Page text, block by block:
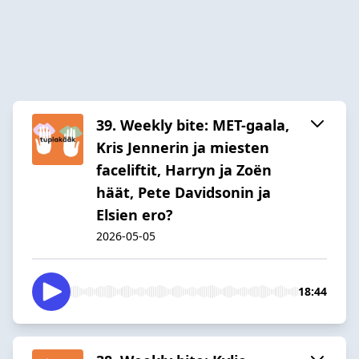
39. Weekly bite: MET-gaala,
Kris Jennerin ja miesten
faceliftit, Harryn ja Zoën
häät, Pete Davidsonin ja
Elsien ero?
2026-05-05
18:44